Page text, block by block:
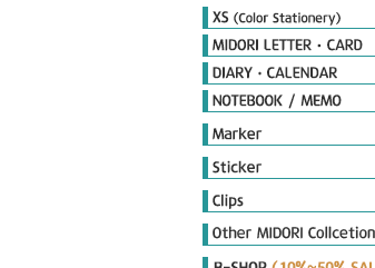
Origami
Petit Gift
PCM Seal
Deco item
THE MEISTER'S Note
Diamond Memo
Color Note & Others
Sticky Notes
Film Marker
Index Marker
Diary Seal
Sticker Marche
Other Seal
E-clips
P-clips
other clips
DIARY MATE
Cutter
Ruler & Template
Magnet
Stamp
Embosser
Zipperbag
Pouch & Pen case
PULP STORAGE
Clear Foder
Mini Cleaner
오지상25thAnniversary